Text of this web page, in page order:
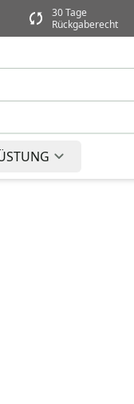
30 Tage
Rückgaberecht